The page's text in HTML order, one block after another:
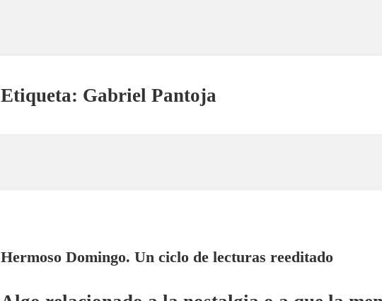
Etiqueta: Gabriel Pantoja
Hermoso Domingo. Un ciclo de lecturas reeditado